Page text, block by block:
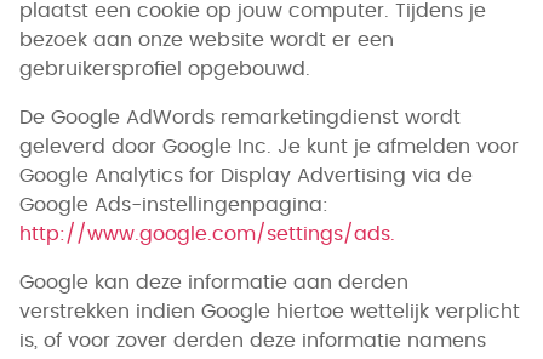
plaatst een cookie op jouw computer. Tijdens je
bezoek aan onze website wordt er een
gebruikersprofiel opgebouwd.
De Google AdWords remarketingdienst wordt
geleverd door Google Inc. Je kunt je afmelden voor
Google Analytics for Display Advertising via de
Google Ads-instellingenpagina:
http://www.google.com/settings/ads.
Google kan deze informatie aan derden
verstrekken indien Google hiertoe wettelijk verplicht
is, of voor zover derden deze informatie namens